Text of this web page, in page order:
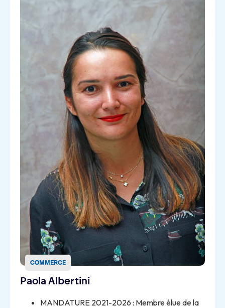
COMMERCE
Paola Albertini
MANDATURE 2021-2026 : Membre élue de la